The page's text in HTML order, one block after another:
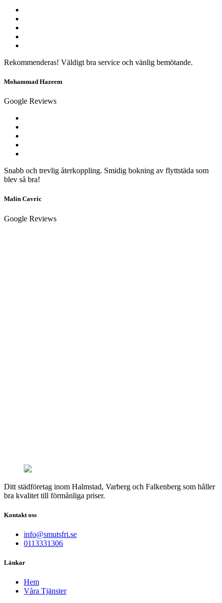
Rekommenderas! Väldigt bra service och vänlig bemötande.
Mohammad Hazeem
Google Reviews
Snabb och trevlig återkoppling. Smidig bokning av flyttstäda som
blev så bra!
Malin Cavric
Google Reviews
Ditt städföretag inom Halmstad, Varberg och Falkenberg som håller
bra kvalitet till förmånliga priser.
Kontakt oss
info@smutsfri.se
0113331306
Länkar
Hem
Våra Tjänster